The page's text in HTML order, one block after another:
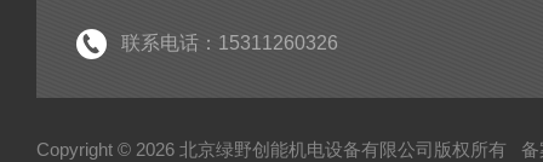
联系电话：15311260326
Copyright © 2026 北京绿野创能机电设备有限公司版权所有 备